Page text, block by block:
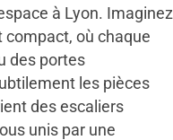
à Lyon. Imaginez
où chaque
des portes
les pièces
des escaliers
unis par une